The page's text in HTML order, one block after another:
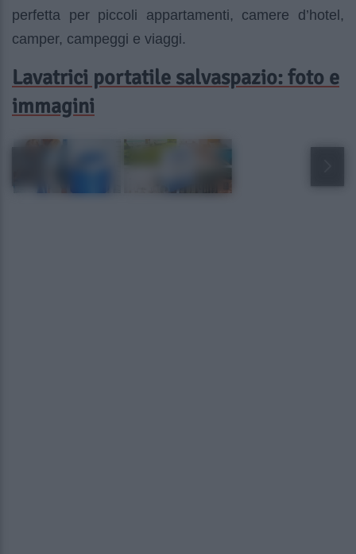
perfetta per piccoli appartamenti, camere d’hotel,
camper, campeggi e viaggi.
Lavatrici portatile salvaspazio: foto e
immagini